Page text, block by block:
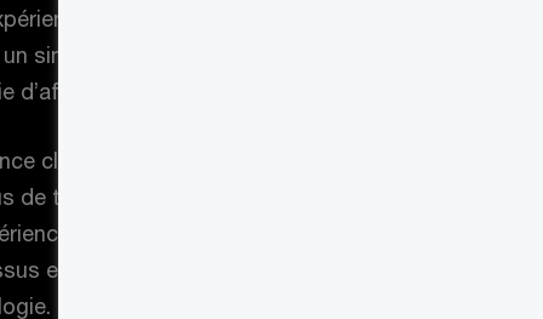
client n’est pas une
simple atout – elle est
Et vice versa.
client comme le moteur du
de transformation crée, dans
clients conviviales
et les activités d’affaires et
Quel que soit le canal, si on